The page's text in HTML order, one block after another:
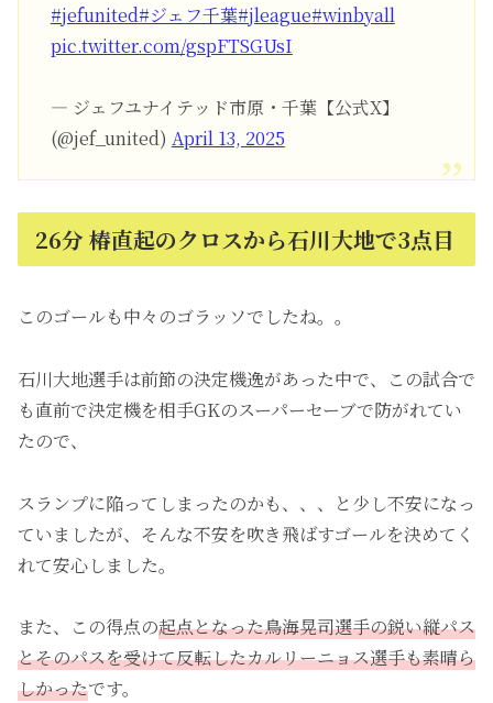
#jefunited#ジェフ千葉#jleague#winbyall
pic.twitter.com/gspFTSGUsI
— ジェフユナイテッド市原・千葉【公式X】
(@jef_united) April 13, 2025
26分 椿直起のクロスから石川大地で3点目
このゴールも中々のゴラッソでしたね。。
石川大地選手は前節の決定機逸があった中で、この試合で
も直前で決定機を相手GKのスーパーセーブで防がれてい
たので、
スランプに陥ってしまったのかも、、、と少し不安になっ
ていましたが、そんな不安を吹き飛ばすゴールを決めてく
れて安心しました。
また、この得点の起点となった鳥海晃司選手の鋭い縦パス
とそのパスを受けて反転したカルリーニョス選手も素晴ら
しかったです。